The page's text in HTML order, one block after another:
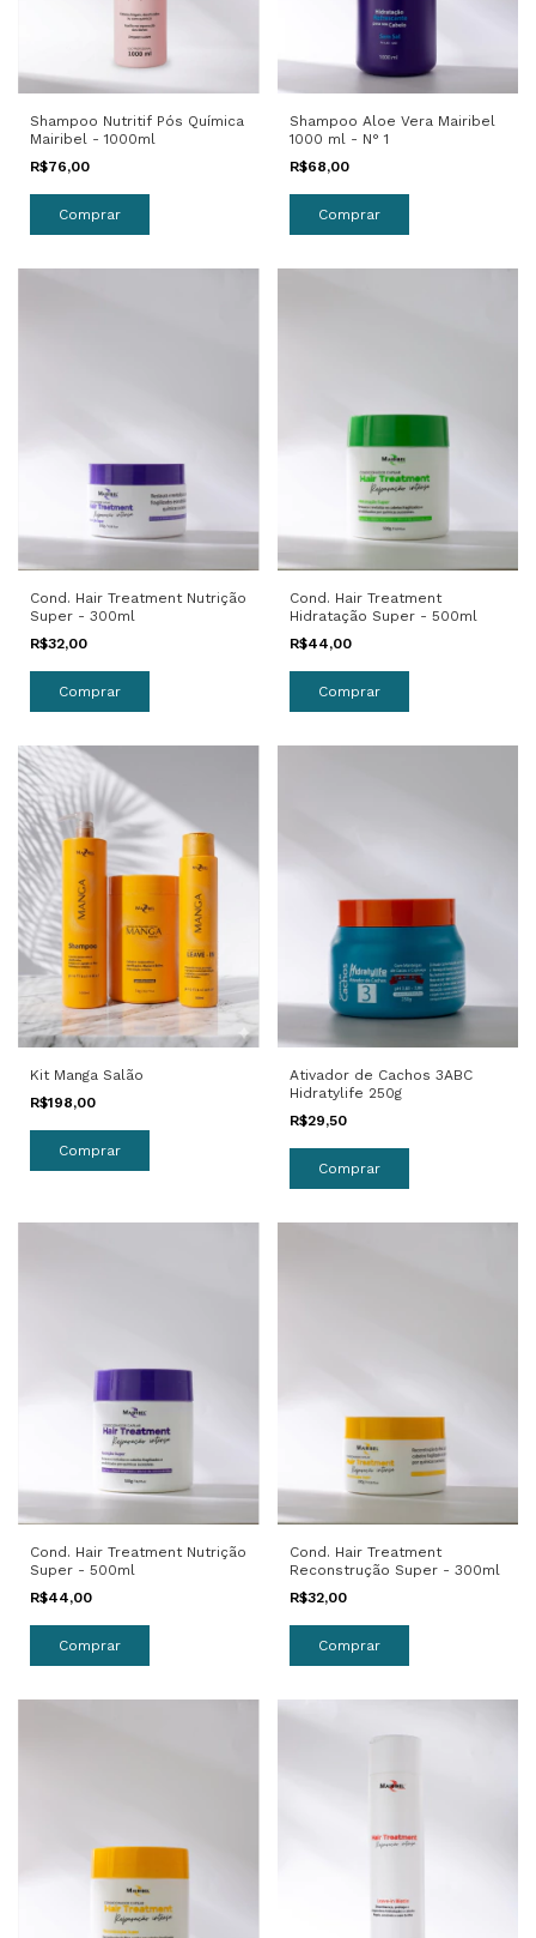
Shampoo Nutritif Pós Química
Mairibel - 1000ml
R$76,00
Shampoo Aloe Vera Mairibel
1000 ml - N° 1
R$68,00
Cond. Hair Treatment Nutrição
Super - 300ml
R$32,00
Cond. Hair Treatment
Hidratação Super - 500ml
R$44,00
Kit Manga Salão
R$198,00
Ativador de Cachos 3ABC
Hidratylife 250g
R$29,50
Cond. Hair Treatment Nutrição
Super - 500ml
R$44,00
Cond. Hair Treatment
Reconstrução Super - 300ml
R$32,00